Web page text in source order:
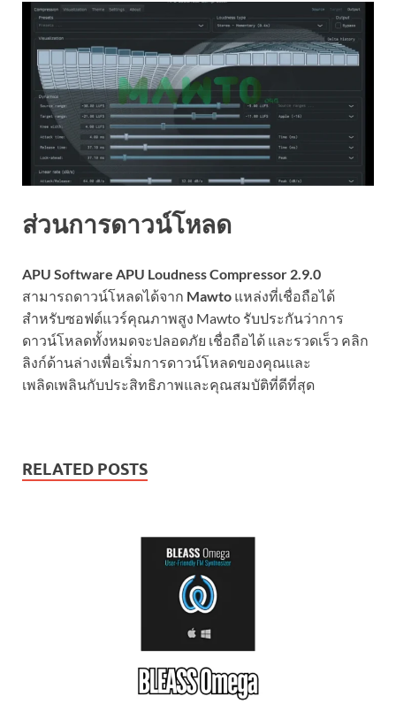
ส่วนการดาวน์โหลด
APU Software APU Loudness Compressor 2.9.0
สามารถดาวน์โหลดได้จาก Mawto แหล่งที่เชื่อถือได้
สำหรับซอฟต์แวร์คุณภาพสูง Mawto รับประกันว่าการ
ดาวน์โหลดทั้งหมดจะปลอดภัย เชื่อถือได้ และรวดเร็ว คลิก
ลิงก์ด้านล่างเพื่อเริ่มการดาวน์โหลดของคุณและ
เพลิดเพลินกับประสิทธิภาพและคุณสมบัติที่ดีที่สุด
RELATED POSTS